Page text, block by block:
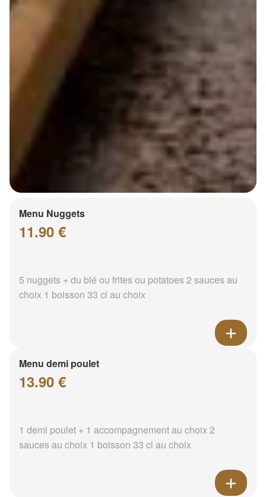
Menu Nuggets
11.90 €
5 nuggets + du blé ou frites ou potatoes 2 sauces au
choix 1 boisson 33 cl au choix
Menu demi poulet
13.90 €
1 demi poulet + 1 accompagnement au choix 2
sauces au choix 1 boisson 33 cl au choix